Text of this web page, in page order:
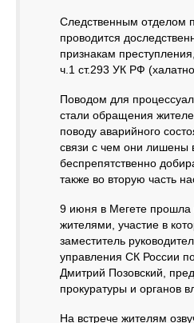
Следственным отделом
проводится
признакам
ч.1 ст.293 УК РФ
Поводом для
стали обращения
поводу аварийного
связи с чем они лишены
беспрепятственно
также во вторую часть
9 июня в Мегете прошла
жителями, участие в
заместитель
управления СК России
Дмитрий Позовский,
прокуратуры и органов
На встрече жителям